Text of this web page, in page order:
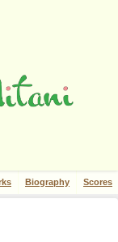
Biography Scores